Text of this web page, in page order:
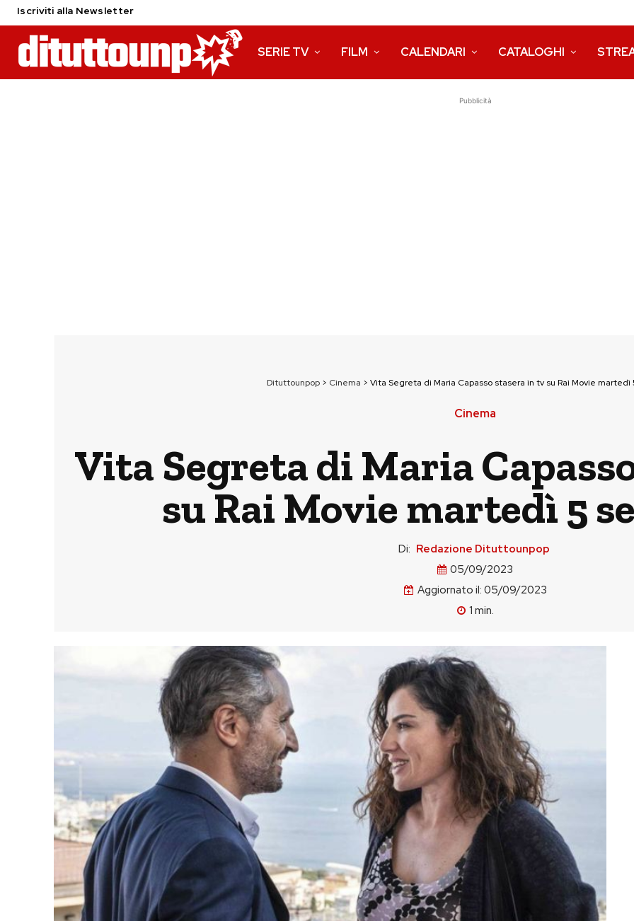
Iscriviti alla Newsletter
SERIE TV FILM CALENDARI CATALOGHI
Pubblicità
Dituttounpop > Cinema > Vita Segreta di Maria Capasso stasera in tv su Rai Movie
Cinema
Vita Segreta di Maria
su Rai Movie martedì 5
Di: Redazione Dituttounpop
05/09/2023
Aggiornato il: 05/09/2023
1 min.